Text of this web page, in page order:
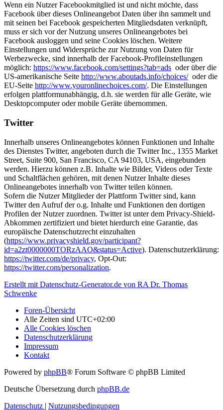
Wenn ein Nutzer Facebookmitglied ist und nicht möchte, dass
Facebook über dieses Onlineangebot Daten über ihn sammelt und
mit seinen bei Facebook gespeicherten Mitgliedsdaten verknüpft,
muss er sich vor der Nutzung unseres Onlineangebotes bei
Facebook ausloggen und seine Cookies löschen. Weitere
Einstellungen und Widersprüche zur Nutzung von Daten für
Werbezwecke, sind innerhalb der Facebook-Profileinstellungen
möglich: https://www.facebook.com/settings?tab=ads oder über die
US-amerikanische Seite http://www.aboutads.info/choices/oder die
EU-Seite http://www.youronlinechoices.com/. Die Einstellungen
erfolgen plattformunabhängig, d.h. sie werden für alle Geräte, wie
Desktopcomputer oder mobile Geräte übernommen.
Twitter
Innerhalb unseres Onlineangebotes können Funktionen und Inhalte
des Dienstes Twitter, angeboten durch die Twitter Inc., 1355 Market
Street, Suite 900, San Francisco, CA 94103, USA, eingebunden
werden. Hierzu können z.B. Inhalte wie Bilder, Videos oder Texte
und Schaltflächen gehören, mit denen Nutzer Inhalte dieses
Onlineangebotes innerhalb von Twitter teilen können.
Sofern die Nutzer Mitglieder der Plattform Twitter sind, kann
Twitter den Aufruf der o.g. Inhalte und Funktionen den dortigen
Profilen der Nutzer zuordnen. Twitter ist unter dem Privacy-Shield-
Abkommen zertifiziert und bietet hierdurch eine Garantie, das
europäische Datenschutzrecht einzuhalten
(https://www.privacyshield.gov/participant?
id=a2zt0000000TORzAAO&status=Active). Datenschutzerklärung:
https://twitter.com/de/privacy, Opt-Out:
https://twitter.com/personalization.
Erstellt mit Datenschutz-Generator.de von RA Dr. Thomas
Schwenke
Foren-Übersicht
Alle Zeiten sind UTC+02:00
Alle Cookies löschen
Datenschutzerklärung
Impressum
Kontakt
Powered by phpBB® Forum Software © phpBB Limited
Deutsche Übersetzung durch phpBB.de
Datenschutz | Nutzungsbedingungen